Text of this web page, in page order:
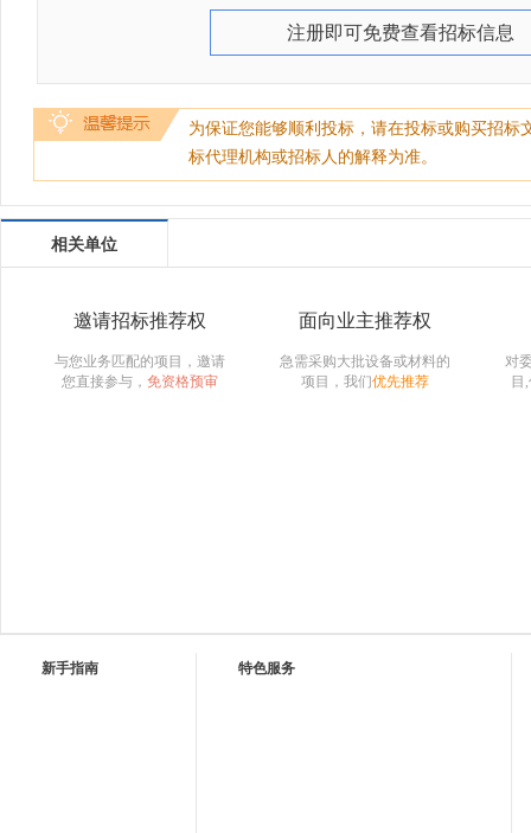
注册即可免费查看招标信息
为保证您能够顺利投标，请在投标或购买招
标代理机构或招标人的解释为准。
相关单位
邀请招标推荐权
与您业务匹配的项目，邀请
您直接参与， 免资格预审
面向业主推荐权
急需采购大批设备或材料的
项目，我们优先推荐
对
目
新手指南 特色服务